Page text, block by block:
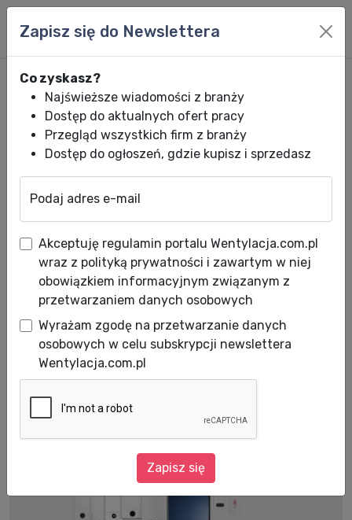
Rynek HVAC w Polsce – gaz
czy energia elektryczna?
Data publikacji: 27.05.2021
Bosch Termotechnika odpowiada na aktualne i
przyszłe potrzeby rynku grzewczego w
Polsce.
Zapisz się do Newslettera
Co zyskasz?
Najświeższe wiadomości z branży
Dostęp do aktualnych ofert pracy
Przegląd wszystkich firm z branży
Dostęp do ogłoszeń, gdzie kupisz i sprzedasz
Podaj adres e-mail
Akceptuję regulamin portalu Wentylacja.com.pl
wraz z polityką prywatności i zawartym w niej
obowiązkiem informacyjnym związanym z
przetwarzaniem danych osobowych
Wyrażam zgodę na przetwarzanie danych
osobowych w celu subskrypcji newslettera
Wentylacja.com.pl
Zapisz się